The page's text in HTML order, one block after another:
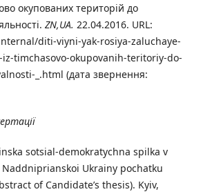
окупованих територій до
ZN,UA. 22.04.2016. URL:
diti-viyni-yak-rosiya-zaluchaye-
timchasovo-okupovanih-teritoriy-do-
_.html (дата звернення:
sotsial-demokratychna spilka v
Ukrainy pochatku
of Candidate’s thesis). Kyiv,